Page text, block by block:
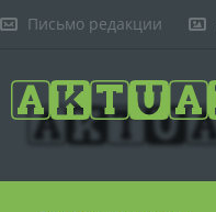
Письмо редакции